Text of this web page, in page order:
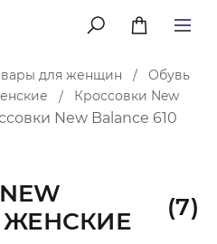
меню
для женщин /
Обувь
/
Кроссовки New
New Balance 610
ЖЕНСКИЕ
(7)